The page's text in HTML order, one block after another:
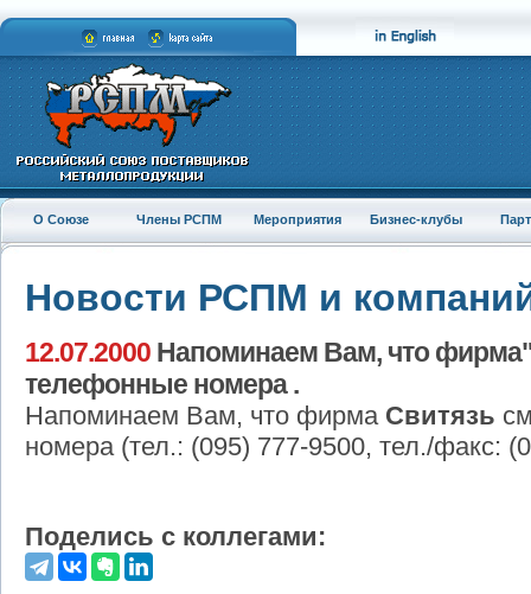
О Союзе Члены РСПМ Мероприятия Бизнес-клубы
Новости РСПМ и
12.07.2000 Напоминаем Вам, что
телефонные номера .
Напоминаем Вам, что фирма Свитязь
номера (тел.: (095) 777-9500, тел./факс:
Поделись с коллегами: